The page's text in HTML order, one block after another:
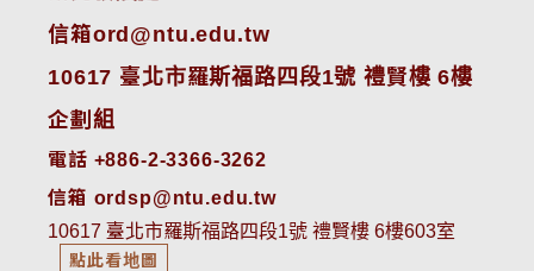
信箱ord@ntu.edu.tw
10617 臺北市羅斯福路四段1號 禮賢樓 6樓
企劃組
電話 +886-2-3366-3262
信箱 ordsp@ntu.edu.tw
10617 臺北市羅斯福路四段1號 禮賢樓 6樓603室
點此看地圖